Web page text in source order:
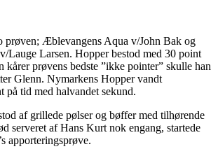
prøven; Æblevangens Aqua v/John Bak og
Lauge Larsen. Hopper bestod med 30 point
kårer prøvens bedste ”ikke pointer” skulle han
Glenn. Nymarkens Hopper vandt
på tid med halvandet sekund.
af grillede pølser og bøffer med tilhørende
serveret af Hans Kurt nok engang, startede
apporteringsprøve.